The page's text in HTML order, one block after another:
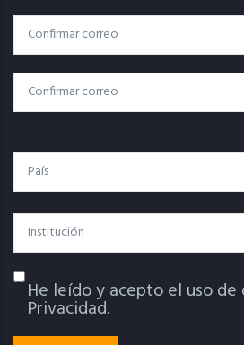
Correo
Electrónico
Correo Electrónico
Confirmar Correo
País
Institución
Política De Privacidad
He leído y acepto el uso de
Privacidad.